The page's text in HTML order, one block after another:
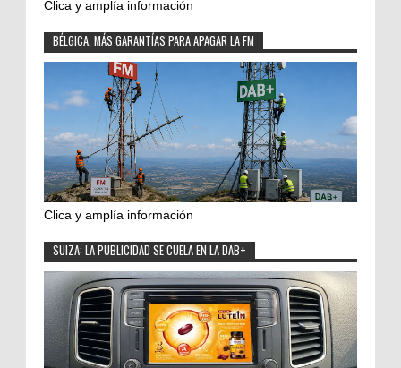
Clica y amplía información
BÉLGICA, MÁS GARANTÍAS PARA APAGAR LA FM
Clica y amplía información
SUIZA: LA PUBLICIDAD SE CUELA EN LA DAB+